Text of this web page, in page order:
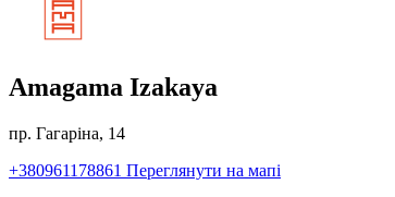
Amagama Izakaya
пр. Гагаріна, 14
+380961178861 Переглянути на мапі